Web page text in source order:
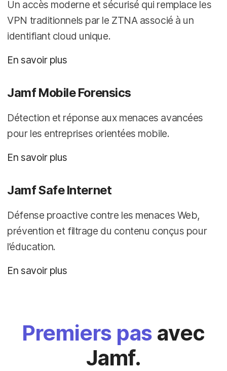
Un accès moderne et sécurisé qui remplace les
VPN traditionnels par le ZTNA associé à un
identifiant cloud unique.
En savoir plus
Jamf Mobile Forensics
Détection et réponse aux menaces avancées
pour les entreprises orientées mobile.
En savoir plus
Jamf Safe Internet
Défense proactive contre les menaces Web,
prévention et filtrage du contenu conçus pour
l’éducation.
En savoir plus
Premiers pas avec
Jamf.